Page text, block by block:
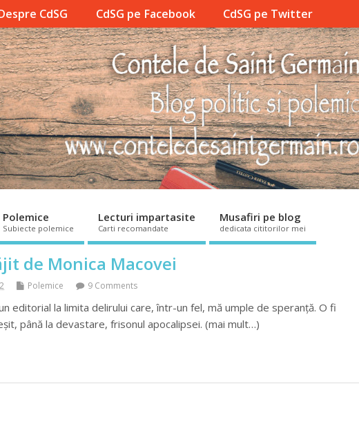
CdSG CdSG pe Facebook CdSG pe Twitter
Polemice
Subiecte polemice
Lecturi impartasite
Carti recomandate
Musafiri pe blog
dedicata cititorilor mei
de Monica Macovei
Polemice 9 Comments
editorial la limita delirului care, într-un fel, mă umple de speranță. O fi
până la devastare, frisonul apocalipsei. (mai mult…)